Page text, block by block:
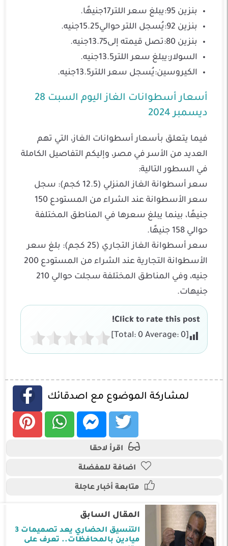
بنزين 95:يبلغ سعر اللتر17جنيهًا.
بنزين 92:يُسجل اللتر حوالي15.25جنيه.
بنزين 80:تصل قيمته إلى13.75جنيه.
السولار:يبلغ سعر اللتر13.5جنيه.
الكيروسين:يُسجل سعر اللتر13.5جنيه.
أسعار أسطوانات الغاز اليوم السبت 28
ديسمبر 2024
فيما يتعلق بأسعار أسطوانات الغاز، التي تهم
العديد من الأسر في مصر، وإليكم التفاصيل الكاملة
في السطور التالية:
سعر أسطوانة الغاز المنزلي (12.5 كجم): سجل
سعر الأسطوانة عند الشراء من المستودع 150
جنيهًا، بينما يبلغ سعرها في المناطق المختلفة
حوالي 158 جنيهًا.
سعر أسطوانة الغاز التجاري (25 كجم): بلغ سعر
الأسطوانة التجارية عند الشراء من المستودع 200
جنيه، وفي المناطق المختلفة سجلت حوالي 210
جنيهات.
Click to rate this post!
[Total:
0Average: 0
]
لمشاركة الموضوع مع اصدقائك
اقرأ لاحقا
اضافة للمفضلة
متابعة أخبار عاجلة
المقال السابق
التنسيق الحضاري يعد تصميمات 3
ميادين بالمحافظات.. تعرف على